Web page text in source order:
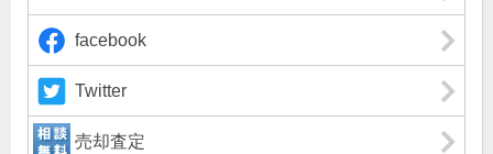
facebook
Twitter
売却査定